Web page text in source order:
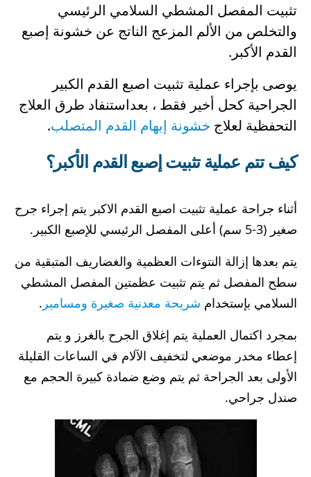
تثبيت المفصل المشطي السلامي الرئيسي
والتخلص من الألم المزعج الناتج عن خشونة إصبع
القدم الأكبر.
يوصى بإجراء عملية تثبيت اصبع القدم الكبير
الجراحية كحل أخير فقط ، بعداستنفاد طرق العلاج
التحفظية لعلاج خشونة إبهام القدم المتصلب.
كيف تتم عملية تثبيت إصبع القدم الأكبر؟
أثناء جراحة عملية تثبيت اصبع القدم الاكبر يتم إجراء جرح
صغير (3-5 سم) أعلى المفصل الرئيسي للإصبع الكبير.
يتم بعدها إزالة النتوءات العظمية والغضاريف المتبقية من
سطح المفصل ثم يتم تثبيت عظمتين المفصل المشطي
السلامي بإستخدام شريحة معدنية صغيرة ومسامير .
بمجرد اكتمال العملية يتم إغلاق الجرح بالغرز و يتم
إعطاء مخدر موضعي لتخفيف الآلام في الساعات القليلة
الأولى بعد الجراحة ثم يتم وضع ضمادة كبيرة الحجم مع
صندل جراحي.